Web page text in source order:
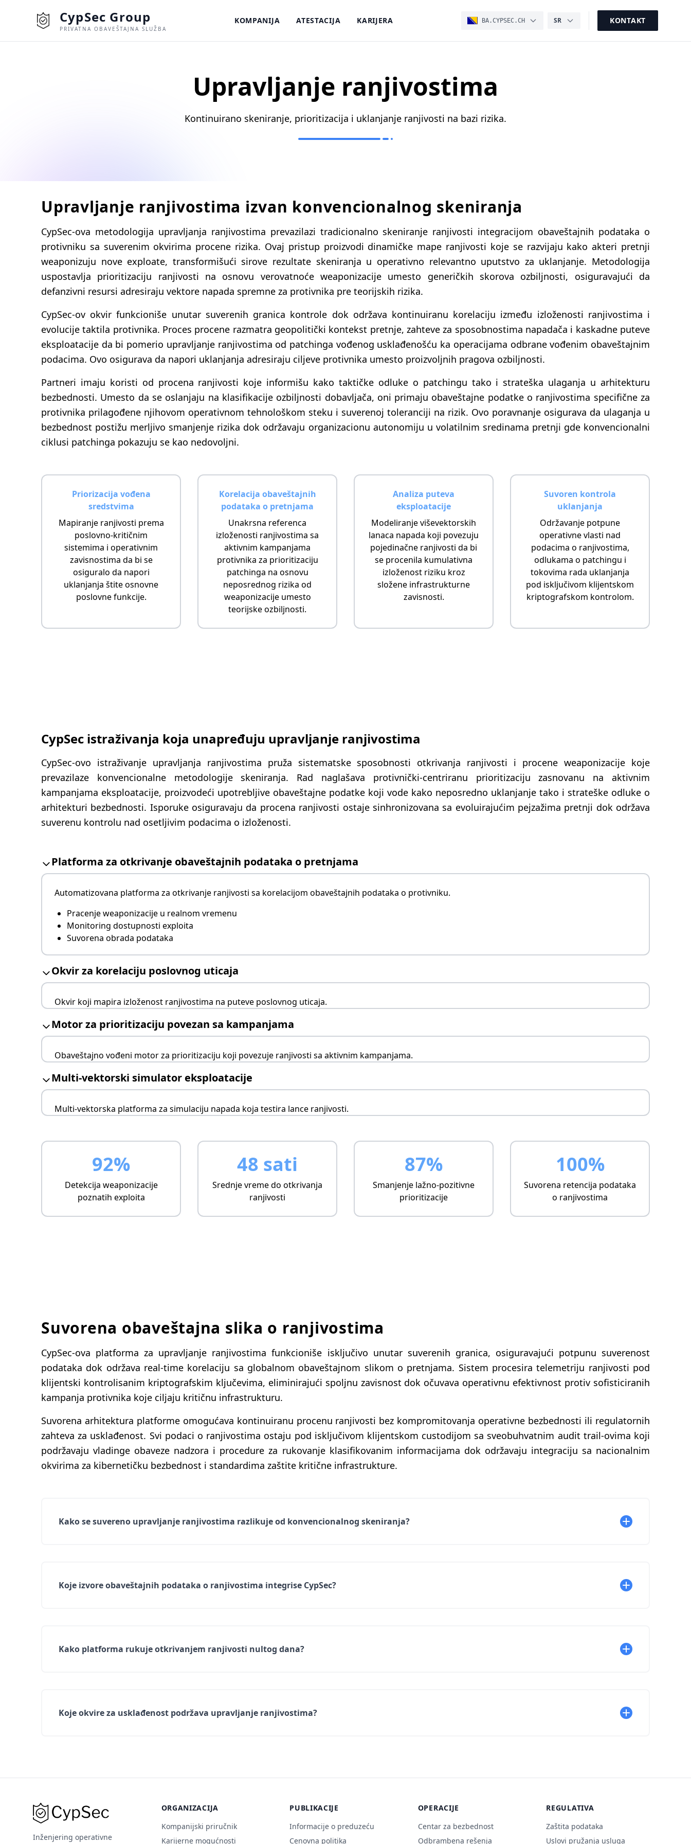
CypSec Group
PRIVATNA OBAVEŠTAJNA SLUŽBA
KOMPANIJA ATESTACIJA KARIJERA BA.CYPSEC.CH SR KONTAKT
Upravljanje ranjivostima
Kontinuirano skeniranje, prioritizacija i uklanjanje ranjivosti na bazi rizika.
Upravljanje ranjivostima izvan konvencionalnog skeniranja
CypSec-ova metodologija upravljanja ranjivostima prevazilazi tradicionalno skeniranje ranjivosti integracijom obaveštajnih podataka o
protivniku sa suverenim okvirima procene rizika. Ovaj pristup proizvodi dinamičke mape ranjivosti koje se razvijaju kako akteri pretnji
weaponizuju nove exploate, transformišući sirove rezultate skeniranja u operativno relevantno uputstvo za uklanjanje. Metodologija
uspostavlja prioritizaciju ranjivosti na osnovu verovatnoće weaponizacije umesto generičkih skorova ozbiljnosti, osiguravajući da
defanzivni resursi adresiraju vektore napada spremne za protivnika pre teorijskih rizika.
CypSec-ov okvir funkcioniše unutar suverenih granica kontrole dok održava kontinuiranu korelaciju između izloženosti ranjivostima i
evolucije taktila protivnika. Proces procene razmatra geopolitički kontekst pretnje, zahteve za sposobnostima napadača i kaskadne puteve
eksploatacije da bi pomerio upravljanje ranjivostima od patchinga vođenog usklađenošću ka operacijama odbrane vođenim obaveštajnim
podacima. Ovo osigurava da napori uklanjanja adresiraju ciljeve protivnika umesto proizvoljnih pragova ozbiljnosti.
Partneri imaju koristi od procena ranjivosti koje informišu kako taktičke odluke o patchingu tako i strateška ulaganja u arhitekturu
bezbednosti. Umesto da se oslanjaju na klasifikacije ozbiljnosti dobavljača, oni primaju obaveštajne podatke o ranjivostima specifične za
protivnika prilagođene njihovom operativnom tehnološkom steku i suverenoj toleranciji na rizik. Ovo poravnanje osigurava da ulaganja u
bezbednost postižu merljivo smanjenje rizika dok održavaju organizacionu autonomiju u volatilnim sredinama pretnji gde konvencionalni
ciklusi patchinga pokazuju se kao nedovoljni.
Priorizacija vođena
sredstvima
Mapiranje ranjivosti prema
poslovno-kritičnim
sistemima i operativnim
zavisnostima da bi se
osiguralo da napori
uklanjanja štite osnovne
poslovne funkcije.
Korelacija obaveštajnih
podataka o pretnjama
Unakrsna referenca
izloženosti ranjivostima sa
aktivnim kampanjama
protivnika za prioritizaciju
patchinga na osnovu
neposrednog rizika od
weaponizacije umesto
teorijske ozbiljnosti.
Analiza puteva
eksploatacije
Modeliranje viševektorskih
lanaca napada koji povezuju
pojedinačne ranjivosti da bi
se procenila kumulativna
izloženost riziku kroz
složene infrastrukturne
zavisnosti.
Suvoren kontrola
uklanjanja
Održavanje potpune
operativne vlasti nad
podacima o ranjivostima,
odlukama o patchingu i
tokovima rada uklanjanja
pod isključivom klijentskom
kriptografskom kontrolom.
CypSec istraživanja koja unapređuju upravljanje ranjivostima
CypSec-ovo istraživanje upravljanja ranjivostima pruža sistematske sposobnosti otkrivanja ranjivosti i procene weaponizacije koje
prevazilaze konvencionalne metodologije skeniranja. Rad naglašava protivnički-centriranu prioritizaciju zasnovanu na aktivnim
kampanjama eksploatacije, proizvodeći upotrebljive obaveštajne podatke koji vode kako neposredno uklanjanje tako i strateške odluke o
arhitekturi bezbednosti. Isporuke osiguravaju da procena ranjivosti ostaje sinhronizovana sa evoluirajućim pejzažima pretnji dok održava
suverenu kontrolu nad osetljivim podacima o izloženosti.
Platforma za otkrivanje obaveštajnih podataka o pretnjama
Automatizovana platforma za otkrivanje ranjivosti sa korelacijom obaveštajnih podataka o protivniku.
Pracenje weaponizacije u realnom vremenu
Monitoring dostupnosti exploita
Suvorena obrada podataka
Okvir za korelaciju poslovnog uticaja
Okvir koji mapira izloženost ranjivostima na puteve poslovnog uticaja.
Integracija značajnosti sredstava
Kaskadna analiza rizika
Motor za prioritizaciju povezan sa kampanjama
Obaveštajno vođeni motor za prioritizaciju koji povezuje ranjivosti sa aktivnim kampanjama.
Korelacija aktera pretnji
Analiza trajektorije kampanje
Multi-vektorski simulator eksploatacije
Multi-vektorska platforma za simulaciju napada koja testira lance ranjivosti.
Simulacija bočnog kretanja
92%
Detekcija weaponizacije
poznatih exploita
48 sati
Srednje vreme do otkrivanja
ranjivosti
87%
Smanjenje lažno-pozitivne
prioritizacije
100%
Suvorena retencija podataka
o ranjivostima
Suvorena obaveštajna slika o ranjivostima
CypSec-ova platforma za upravljanje ranjivostima funkcioniše isključivo unutar suverenih granica, osiguravajući potpunu suverenost
podataka dok održava real-time korelaciju sa globalnom obaveštajnom slikom o pretnjama. Sistem procesira telemetriju ranjivosti pod
klijentski kontrolisanim kriptografskim ključevima, eliminirajući spoljnu zavisnost dok očuvava operativnu efektivnost protiv sofisticiranih
kampanja protivnika koje ciljaju kritičnu infrastrukturu.
Suvorena arhitektura platforme omogućava kontinuiranu procenu ranjivosti bez kompromitovanja operativne bezbednosti ili regulatornih
zahteva za usklađenost. Svi podaci o ranjivostima ostaju pod isključivom klijentskom custodijom sa sveobuhvatnim audit trail-ovima koji
podržavaju vladinge obaveze nadzora i procedure za rukovanje klasifikovanim informacijama dok održavaju integraciju sa nacionalnim
okvirima za kibernetičku bezbednost i standardima zaštite kritične infrastrukture.
Kako se suvereno upravljanje ranjivostima razlikuje od konvencionalnog skeniranja?
Koje izvore obaveštajnih podataka o ranjivostima integrise CypSec?
Kako platforma rukuje otkrivanjem ranjivosti nultog dana?
Koje okvire za usklađenost podržava upravljanje ranjivostima?
Inženjering operativne
ORGANIZACIJA
Kompanijski priručnik
Karijerne mogućnosti
PUBLIKACIJE
Informacije o preduzeću
Cenovna politika
OPERACIJE
Centar za bezbednost
Odbrambena rešenja
REGULATIVA
Zaštita podataka
Uslovi pružanja usluga